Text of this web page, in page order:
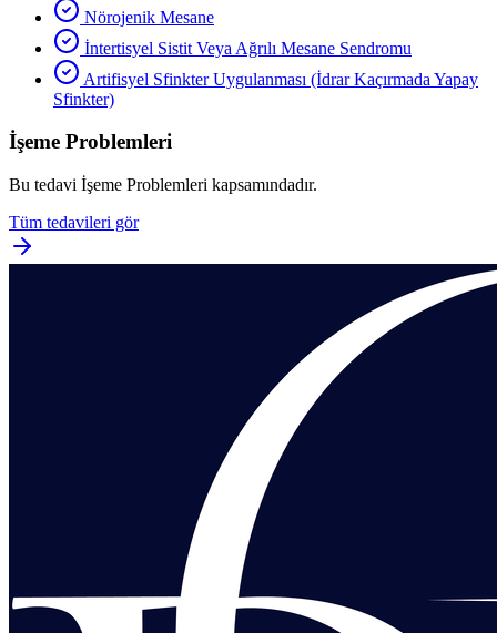
Nörojenik Mesane
İntertisyel Sistit Veya Ağrılı Mesane Sendromu
Artifisyel Sfinkter Uygulanması (İdrar Kaçırmada Yapay
Sfinkter)
İşeme Problemleri
Bu tedavi İşeme Problemleri kapsamındadır.
Tüm tedavileri gör